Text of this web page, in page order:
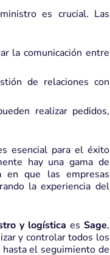
es crucial. Las
la comunicación entre
de relaciones con
realizar pedidos,
esencial para el éxito
hay una gama de
en que las empresas
la experiencia del
y logística es Sage,
y controlar todos los
el seguimiento de